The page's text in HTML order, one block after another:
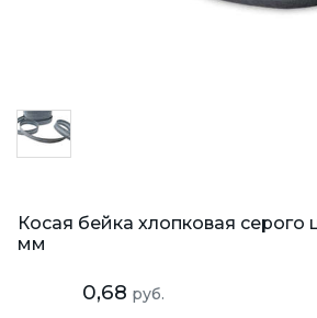
Косая бейка хлопковая серого
мм
0,68 руб.